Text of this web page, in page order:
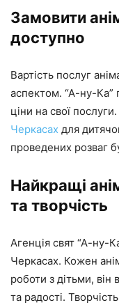
Замовити
доступно
Вартість послуг
аспектом. “А-ну-Ка”
ціни на свої
Черкасах для
проведених розваг
Найкращі
та творчість
Агенція свят “А-ну-
Черкасах. Кожен
роботи з дітьми,
та радості.